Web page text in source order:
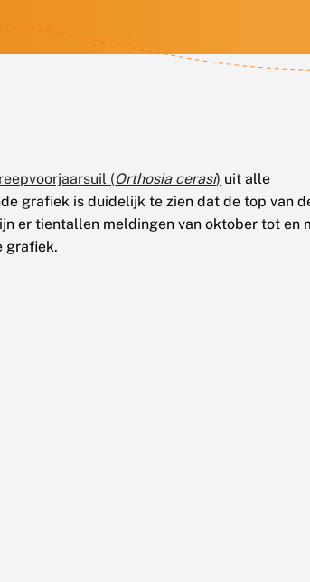
(Orthosia cerasi) uit alle
grafiek is duidelijk te zien dat de top van
er tientallen meldingen van oktober tot en
grafiek.